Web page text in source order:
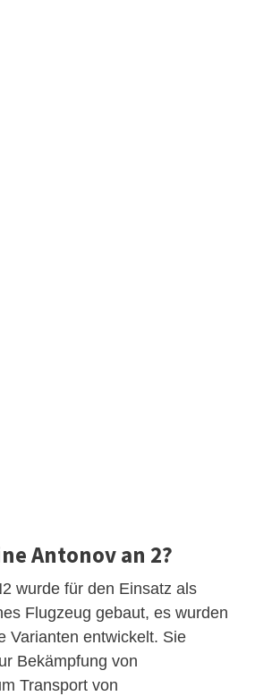
Antonov an 2?
wurde für den Einsatz als
Flugzeug gebaut, es wurden
Varianten entwickelt. Sie
Bekämpfung von
Transport von